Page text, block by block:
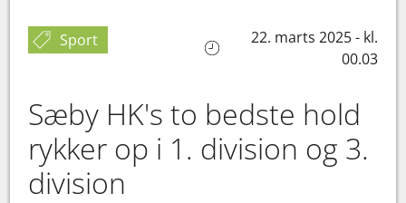
Sport
22. marts 2025 - kl.
00.03
Sæby HK's to bedste hold
rykker op i 1. division og 3.
division